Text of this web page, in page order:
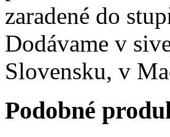
zaradené do
Dodávame v
Slovensku, v
Podobné